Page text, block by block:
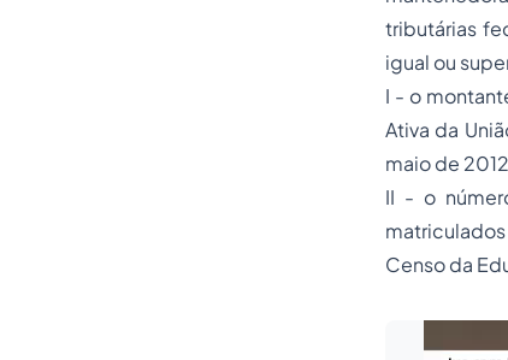
tributárias
igual ou
I - o
Ativa da
maio de
II - o
Censo da